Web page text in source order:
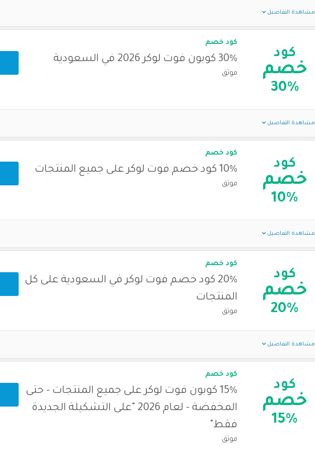
مشاهدة التفاصيل
كود
خصم
30%
كود خصم
30% كوبون فوت لوكر 2026 في السعودية
موثق
مشاهدة التفاصيل
كود
خصم
10%
كود خصم
10% كود خصم فوت لوكر على جميع المنتجات
موثق
مشاهدة التفاصيل
كود
خصم
20%
كود خصم
20% كود خصم فوت لوكر في السعودية على كل
المنتجات
موثق
مشاهدة التفاصيل
كود
خصم
15%
كود خصم
15% كوبون فوت لوكر على جميع المنتجات - حتى
المخفضة - لعام 2026 "على التشكيلة الجديدة
فقط"
موثق